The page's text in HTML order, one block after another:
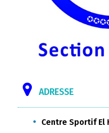
ADRESSE
Centre Sportif El